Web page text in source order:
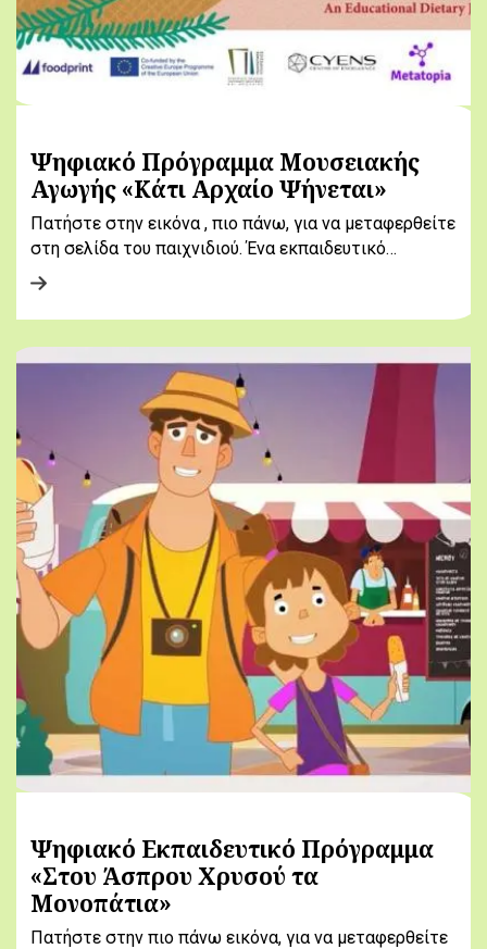
Ψηφιακό Πρόγραμμα Μουσειακής
Αγωγής «Κάτι Αρχαίο Ψήνεται»
Πατήστε στην εικόνα , πιο πάνω, για να μεταφερθείτε
στη σελίδα του παιχνιδιού. Ένα εκπαιδευτικό…
Ψηφιακό Εκπαιδευτικό Πρόγραμμα
«Στου Άσπρου Χρυσού τα
Μονοπάτια»
Πατήστε στην πιο πάνω εικόνα, για να μεταφερθείτε